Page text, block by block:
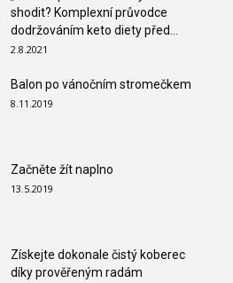
shodit? Komplexní průvodce
dodržováním keto diety před...
2.8.2021
Balon po vánočním stromečkem
8.11.2019
Začněte žít naplno
13.5.2019
Získejte dokonale čistý koberec
díky prověřeným radám